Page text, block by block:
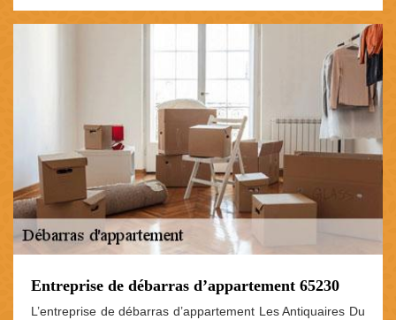
Entreprise de débarras d’appartement 65230
L’entreprise de débarras d’appartement Les Antiquaires Du